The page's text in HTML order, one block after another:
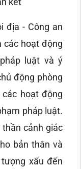
địa - Công an
các hoạt động
luật và ý
động phòng
hoạt động
pháp luật.
cảnh giác
bản thân và
xấu đến